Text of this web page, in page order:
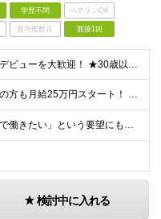
学歴不問 ベテランOK
賞与複数月 面接1回
★社会人・正社員デビューを大歓迎！ ★30歳以下限定（※若年層の長期キャリア形成のため） ★学歴・経験一切不問！ -------【採用担当】より------------ 「過去は変えられないけど、未
★正社員デビューの方も月給25万円スタート！ ★プロジェクト先でインセンティブが出ることもあります◎ ＼未経験1年目想定年収：348万円～468万円／ 月給：25万円～35万円＋交通費全額支給＋資格
「家から近い場所で働きたい」という要望にもお応えします！※実例あり ★一都三県（東京都・埼玉県・神奈川県・千葉県）のいずれかの携帯ショップやイベント会場に配属 ■本社 東京都豊島区南池袋2-33-7
検討中に入れる